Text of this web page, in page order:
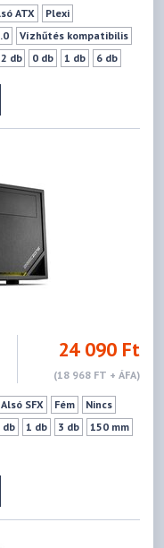
ATX
Plexi
Vízhűtés kompatibilis
2 db 0 db 1 db
6 db
24 090 Ft
(18 968 FT + ÁFA)
Alsó SFX Fém
Nincs
db 1 db 3 db
150 mm